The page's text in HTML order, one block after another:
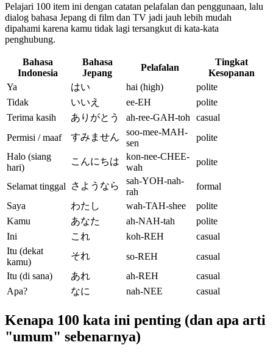
Pelajari 100 item ini dengan catatan pelafalan dan penggunaan, lalu
dialog bahasa Jepang di film dan TV jadi jauh lebih mudah
dipahami karena kamu tidak lagi tersangkut di kata-kata
penghubung.
Bahasa
Indonesia
Bahasa
Jepang
Pelafalan
Tingkat
Kesopanan
Ya
はい hai (high)
polite
Tidak
いいえ ee-EH
polite
Terima kasih
ありがとう ah-ree-GAH-toh
casual
Permisi / maaf
すみません
soo-mee-MAH-
sen
polite
Halo (siang
hari)
こんにちは
kon-nee-CHEE-
wah
polite
Selamat tinggal さようなら
sah-YOH-nah-
rah
formal
Saya
わたし wah-TAH-shee
polite
Kamu
あなた ah-NAH-tah
polite
Ini
これ koh-REH
casual
Itu (dekat
kamu)
それ so-REH
casual
Itu (di sana)
あれ ah-REH
casual
Apa?
なに nah-NEE casual
Kenapa 100 kata ini penting (dan apa arti
"umum" sebenarnya)